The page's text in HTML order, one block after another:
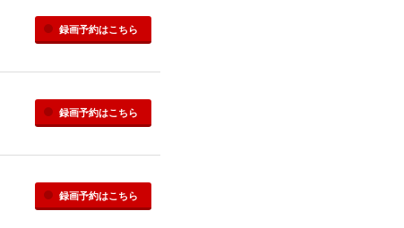
録画予約はこちら
録画予約はこちら
録画予約はこちら